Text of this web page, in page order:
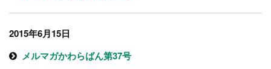
2015年6月15日
メルマガかわらばん第37号